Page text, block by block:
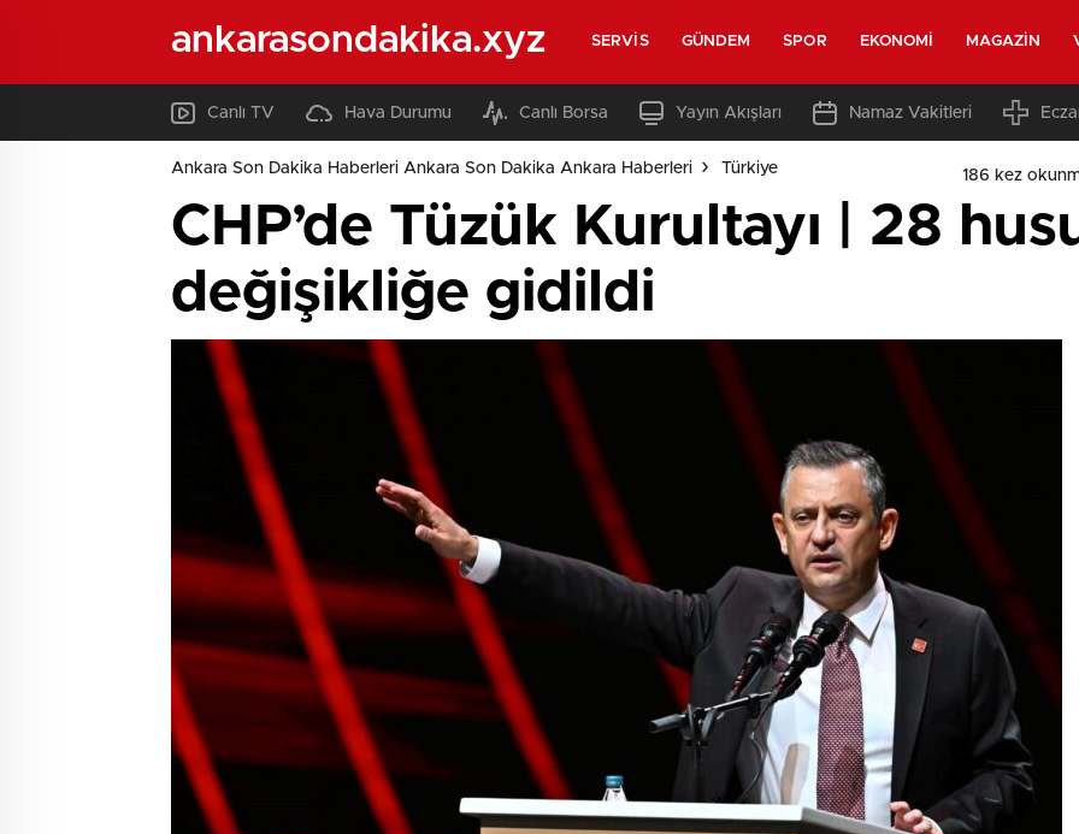
ankarasondakika.xyz SERVIS GÜNDEM SPOR EKONOMI MAGAZIN
Canlı TV Hava Durumu Canlı Borsa Yayın Akışları Namaz Vakitleri
Ankara Son Dakika Haberleri Ankara Son Dakika Ankara Haberleri Türkiye 186 kez
CHP’de Tüzük Kurultayı | 28
değişikliğe gidildi